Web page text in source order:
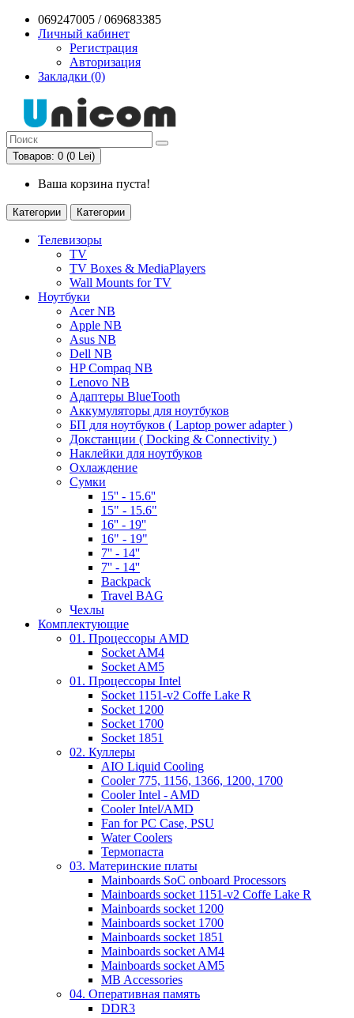
069247005 / 069683385
Личный кабинет
Регистрация
Авторизация
Закладки (0)
Товаров: 0 (0 Lei)
Ваша корзина пуста!
Категории Категории
Телевизоры
TV
TV Boxes & MediaPlayers
Wall Mounts for TV
Ноутбуки
Acer NB
Apple NB
Asus NB
Dell NB
HP Compaq NB
Lenovo NB
Адаптеры BlueTooth
Аккумуляторы для ноутбуков
БП для ноутбуков ( Laptop power adapter )
Докстанции ( Docking & Connectivity )
Наклейки для ноутбуков
Охлаждение
Сумки
15'' - 15.6''
15" - 15.6"
16'' - 19''
16" - 19"
7'' - 14''
7'' - 14''
Backpack
Travel BAG
Чехлы
Комплектующие
01. Процессоры AMD
Socket AM4
Socket AM5
01. Процессоры Intel
Socket 1151-v2 Coffe Lake R
Socket 1200
Socket 1700
Socket 1851
02. Куллеры
AIO Liquid Cooling
Cooler 775, 1156, 1366, 1200, 1700
Cooler Intel - AMD
Cooler Intel/AMD
Fan for PC Case, PSU
Water Coolers
Термопаста
03. Материнские платы
Mainboards SoC onboard Processors
Mainboards socket 1151-v2 Coffe Lake R
Mainboards socket 1200
Mainboards socket 1700
Mainboards socket 1851
Mainboards socket AM4
Mainboards socket AM5
MB Accessories
04. Оперативная память
DDR3